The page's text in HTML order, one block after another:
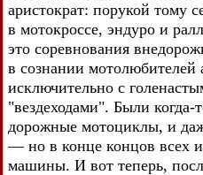
аристократ: порукой тому
в мотокроссе, эндуро и
это соревнования
в сознании мотолюбителей
исключительно с
"вездеходами". Были
дорожные мотоциклы, и
— но в конце концов всех
машины. И вот теперь,